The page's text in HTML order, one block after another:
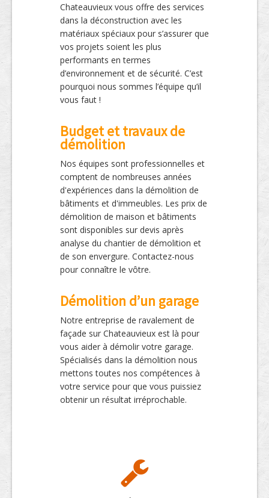
Chateauvieux vous offre des services
dans la déconstruction avec les
matériaux spéciaux pour s’assurer que
vos projets soient les plus
performants en termes
d’environnement et de sécurité. C’est
pourquoi nous sommes l’équipe qu’il
vous faut !
Budget et travaux de
démolition
Nos équipes sont professionnelles et
comptent de nombreuses années
d'expériences dans la démolition de
bâtiments et d'immeubles. Les prix de
démolition de maison et bâtiments
sont disponibles sur devis après
analyse du chantier de démolition et
de son envergure. Contactez-nous
pour connaître le vôtre.
Démolition d’un garage
Notre entreprise de ravalement de
façade sur Chateauvieux est là pour
vous aider à démolir votre garage.
Spécialisés dans la démolition nous
mettons toutes nos compétences à
votre service pour que vous puissiez
obtenir un résultat irréprochable.